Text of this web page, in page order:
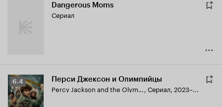
Dangerous Moms
Сериал
Рейтинг
Кинопоиска
6.4
6.4 Перси Джексон и Олимпийцы
Percy Jackson and the Olympians, Сериал, 2023–...